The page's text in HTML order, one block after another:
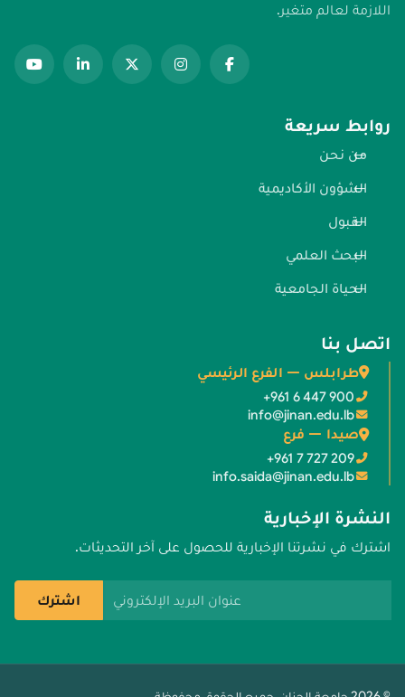
اللازمة لعالم متغير.
روابط سريعة
من نحن
الشؤون الأكاديمية
القبول
البحث العلمي
الحياة الجامعية
اتصل بنا
طرابلس — الفرع الرئيسي
+961 6 447 900
info@jinan.edu.lb
صيدا — فرع
+961 7 727 209
info.saida@jinan.edu.lb
النشرة الإخبارية
اشترك في نشرتنا الإخبارية للحصول على آخر التحديثات.
اشترك